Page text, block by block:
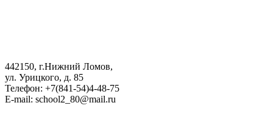
442150, г.Нижний Ломов,
ул. Урицкого, д. 85
Телефон: +7(841-54)4-48-75
E-mail: school2_80@mail.ru